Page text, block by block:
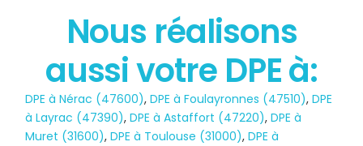
État des risques
POLLUTION
Nous réalisons
aussi votre DPE à:
DPE à Nérac (47600),DPE à Foulayronnes (47510),DPE
à Layrac (47390),DPE à Astaffort (47220),DPE à
Muret (31600),DPE à Toulouse (31000),DPE à